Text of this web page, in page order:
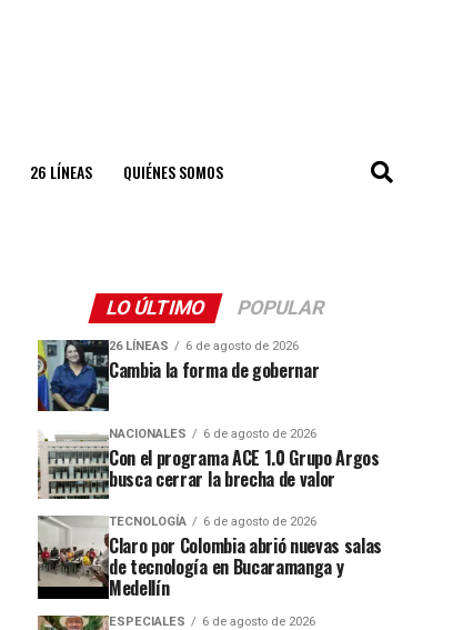
26 LÍNEAS QUIÉNES SOMOS
LO ÚLTIMO POPULAR
26 LÍNEAS 6 de agosto de 2026
Cambia la forma de gobernar
NACIONALES 6 de agosto de 2026
Con el programa ACE 1.0 Grupo Argos
busca cerrar la brecha de valor
TECNOLOGÍA 6 de agosto de 2026
Claro por Colombia abrió nuevas salas
de tecnología en Bucaramanga y
Medellín
ESPECIALES 6 de agosto de 2026